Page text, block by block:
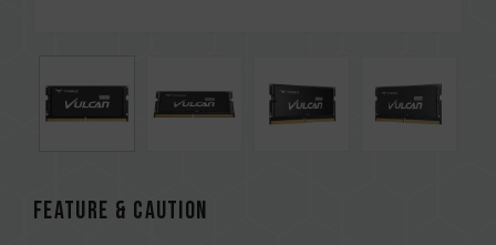
Feature & CAUTION